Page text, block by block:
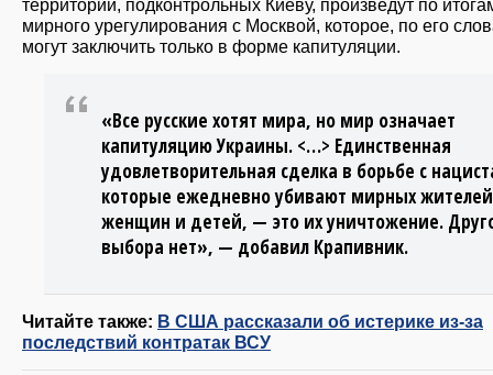
мирного урегулирования с Москвой, которое, по его
могут заключить только в форме капитуляции.
«Все русские хотят мира, но мир означает
капитуляцию Украины. <…> Единственная
удовлетворительная сделка в борьбе с
которые ежедневно убивают мирных
женщин и детей, — это их уничтожение.
выбора нет», — добавил Крапивник.
Читайте также: В США рассказали об истерике из-за
последствий контратак ВСУ